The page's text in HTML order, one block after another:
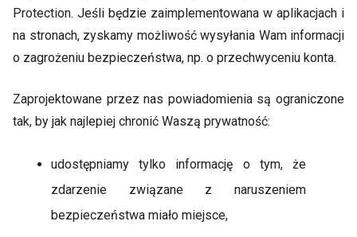
Protection. Jeśli będzie zaimplementowana w aplikacjach i
na stronach, zyskamy możliwość wysyłania Wam informacji
o zagrożeniu bezpieczeństwa, np. o przechwyceniu konta.
Zaprojektowane przez nas powiadomienia są ograniczone
tak, by jak najlepiej chronić Waszą prywatność:
udostępniamy tylko informację o tym, że
zdarzenie związane z naruszeniem
bezpieczeństwa miało miejsce,